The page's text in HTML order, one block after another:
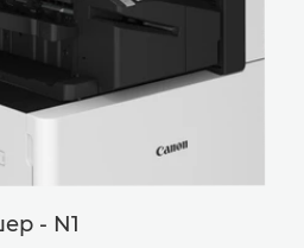
- N1